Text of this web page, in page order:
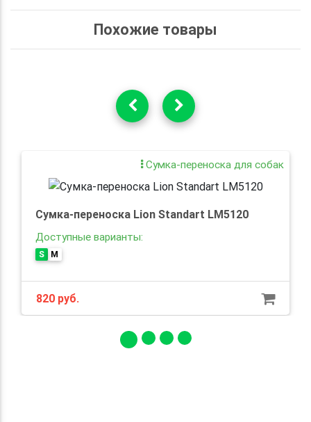
Похожие товары
Сумка-переноска для собак
Сумка-переноска Lion Standart LM5120
Доступные варианты:
S M
820 руб.